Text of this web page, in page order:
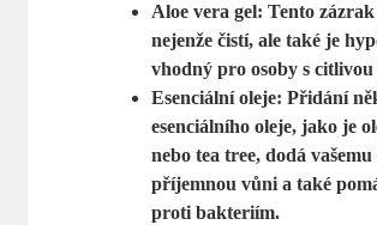
Aloe vera gel: Tento
nejenže čistí, ale také je
vhodný pro osoby s
Esenciální oleje: Přidání
esenciálního oleje, jako je
nebo tea tree, dodá
příjemnou vůni a také
proti bakteriím.